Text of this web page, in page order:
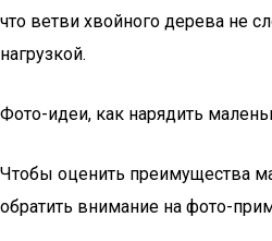
что ветви хвойного дерева не
нагрузкой.
Фото-идеи, как нарядить
Чтобы оценить преимущества
обратить внимание на фото-